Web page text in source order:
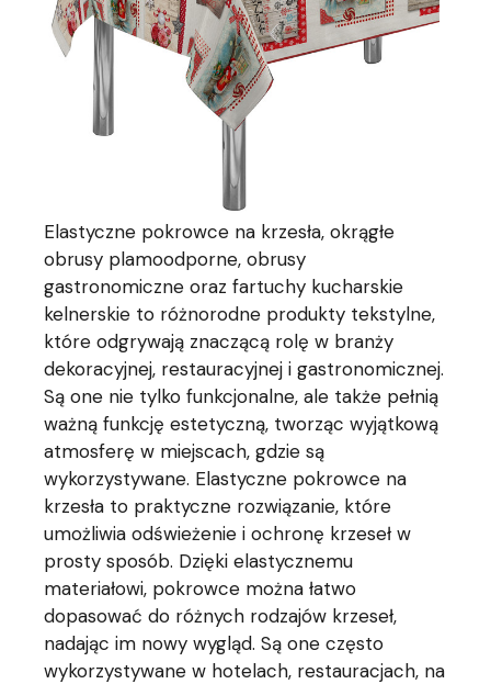
Elastyczne pokrowce na krzesła, okrągłe
obrusy plamoodporne, obrusy
gastronomiczne oraz fartuchy kucharskie
kelnerskie to różnorodne produkty tekstylne,
które odgrywają znaczącą rolę w branży
dekoracyjnej, restauracyjnej i gastronomicznej.
Są one nie tylko funkcjonalne, ale także pełnią
ważną funkcję estetyczną, tworząc wyjątkową
atmosferę w miejscach, gdzie są
wykorzystywane. Elastyczne pokrowce na
krzesła to praktyczne rozwiązanie, które
umożliwia odświeżenie i ochronę krzeseł w
prosty sposób. Dzięki elastycznemu
materiałowi, pokrowce można łatwo
dopasować do różnych rodzajów krzeseł,
nadając im nowy wygląd. Są one często
wykorzystywane w hotelach, restauracjach, na